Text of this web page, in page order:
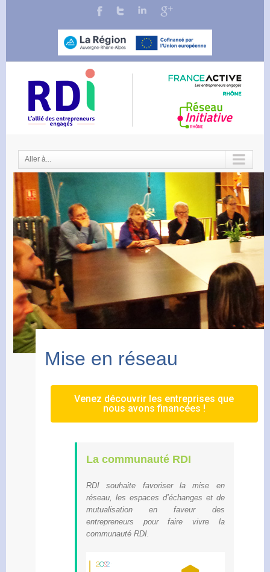
Aller à...
Mise en réseau
Venez découvrir les entreprises que
nous avons financées !
La communauté RDI
RDI souhaite favoriser la mise en
réseau, les espaces d’échanges et de
mutualisation en faveur des
entrepreneurs pour faire vivre la
communauté RDI.